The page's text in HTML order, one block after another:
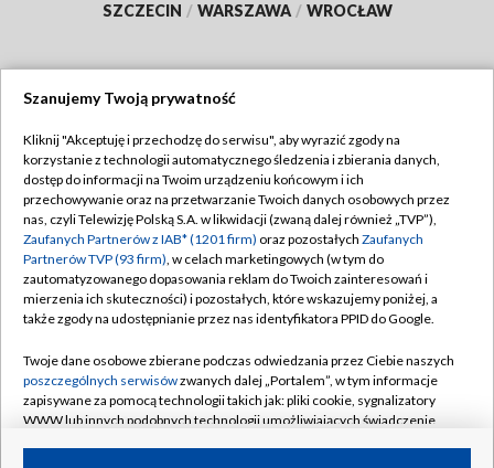
SZCZECIN / WARSZAWA / WROCŁAW
TVP
Abonament TVP
Emisja w TVP
Centrum informacji TVP
Naziemna Telewizja Cyfrowa
Rada Programowa
System NOS
Informacje o nadawcy
Regulamin TVP
Polityka prywatności
Moje zgody
Pomoc
Kontakt
Kanały
Szanujemy Twoją prywatność
Kliknij "Akceptuję i przechodzę do serwisu", aby wyrazić zgody na
korzystanie z technologii automatycznego śledzenia i zbierania danych,
dostęp do informacji na Twoim urządzeniu końcowym i ich
przechowywanie oraz na przetwarzanie Twoich danych osobowych przez
nas, czyli Telewizję Polską S.A. w likwidacji (zwaną dalej również „TVP”),
Zaufanych Partnerów z IAB* (1201 firm) oraz pozostałych Zaufanych
Partnerów TVP (93 firm), w celach marketingowych (w tym do
zautomatyzowanego dopasowania reklam do Twoich zainteresowań i
mierzenia ich skuteczności) i pozostałych, które wskazujemy poniżej, a
także zgody na udostępnianie przez nas identyfikatora PPID do Google.
Twoje dane osobowe zbierane podczas odwiedzania przez Ciebie naszych
poszczególnych serwisówzwanych dalej „Portalem”, w tym informacje
zapisywane za pomocą technologii takich jak: pliki cookie, sygnalizatory
WWW lub innych podobnych technologii umożliwiających świadczenie